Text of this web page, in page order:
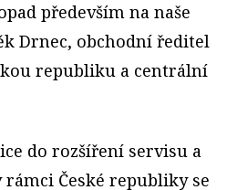
především na naše
Drnec, obchodní ředitel
republiku a centrální
do rozšíření servisu a
České republiky se